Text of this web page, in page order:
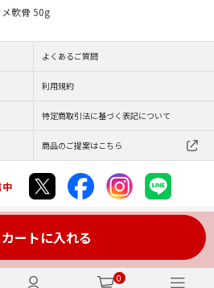
0
カートに入れる
軟骨 50g
よくあるご質問
利用規約
特定商取引法に基づく表記について
商品のご提案はこちら